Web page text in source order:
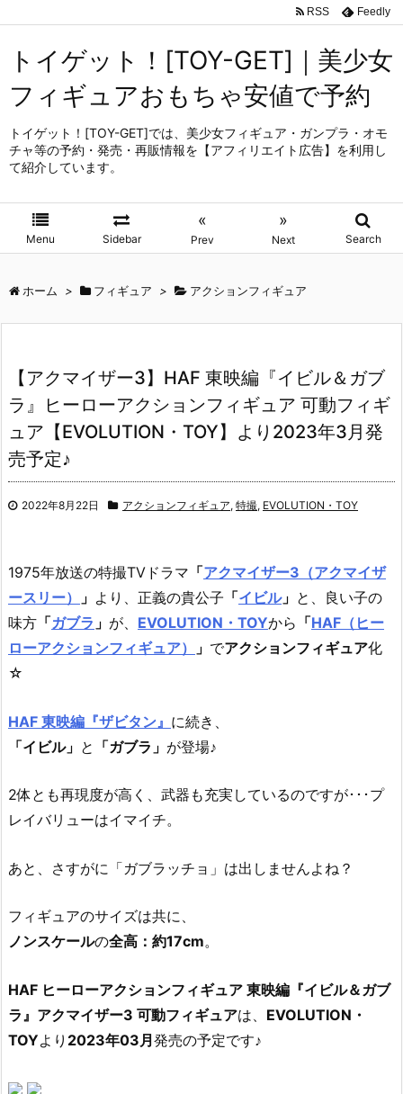
トイゲット！[TOY-GET]｜美少女
フィギュアおもちゃ安値で予約
トイゲット！[TOY-GET]では、美少女フィギュア・ガンプラ・オモ
チャ等の予約・発売・再販情報を【アフィリエイト広告】を利用し
て紹介しています。
Menu Sidebar
«
Prev
»
Next Search
RSS Feedly
ホーム > フィギュア > アクションフィギュア
【アクマイザー3】HAF 東映編『イビル＆ガブ
ラ』ヒーローアクションフィギュア 可動フィギ
ュア【EVOLUTION・TOY】より2023年3月発
売予定♪
2022年8月22日 アクションフィギュア, 特撮, EVOLUTION・TOY
1975年放送の特撮TVドラマ 「アクマイザー3（アクマイザ
ースリー）
」 より、正義の貴公子 「イビル」 と、良い子の
味方 「ガブラ 」 が、 EVOLUTION・TOYから 「HAF（ヒー
ローアクションフィギュア）
」 でアクションフィギュア化
☆
HAF 東映編『ザビタン』 に続き、
「イビル」 と 「ガブラ」 が登場♪
2体とも再現度が高く、武器も充実しているのですが･･･プ
レイバリューはイマイチ。
あと、さすがに「ガブラッチョ」は出しませんよね？
フィギュアのサイズは共に、
ノンスケールの全高：約17cm。
HAF ヒーローアクションフィギュア 東映編『イビル＆ガブ
ラ』アクマイザー3 可動フィギュアは、 EVOLUTION・
TOYより 2023年03月発売の予定です♪